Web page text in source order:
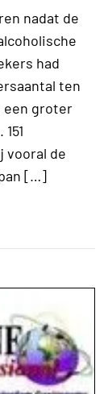
nadat de
had
ten
een groter
vooral de
[…]